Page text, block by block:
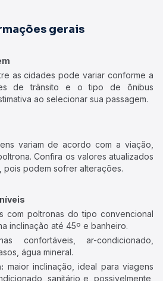
gerais
as cidades pode variar conforme a
de trânsito e o tipo de ônibus
ao selecionar sua passagem.
variam de acordo com a viação,
Confira os valores atualizados
pois podem sofrer alterações.
com poltronas do tipo convencional
inclinação até 45º e banheiro.
confortáveis, ar-condicionado,
água mineral.
maior inclinação, ideal para viagens
sanitário e, possivelmente,